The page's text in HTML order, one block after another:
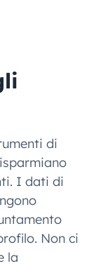
di
I dati di
Non ci
la